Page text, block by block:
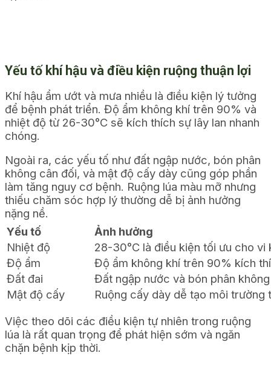
Yếu tố khí hậu và điều kiện ruộng thuận lợi
Khí hậu ẩm ướt và mưa nhiều là điều kiện lý tưởng
để bệnh phát triển. Độ ẩm không khí trên 90% và
nhiệt độ từ 26-30°C sẽ kích thích sự lây lan nhanh
chóng.
Ngoài ra, các yếu tố như đất ngập nước, bón phân
không cân đối, và mật độ cấy dày cũng góp phần
làm tăng nguy cơ bệnh. Ruộng lúa màu mỡ nhưng
thiếu chăm sóc hợp lý thường dễ bị ảnh hưởng
nặng nề.
Yếu tố
Ảnh hưởng
Nhiệt độ
28-30°C là điều kiện tối ưu cho vi
Độ ẩm
Độ ẩm không khí trên 90% kích
Đất đai
Đất ngập nước và bón phân
Mật độ cấy
Ruộng cấy dày dễ tạo môi trường
Việc theo dõi các điều kiện tự nhiên trong ruộng
lúa là rất quan trọng để phát hiện sớm và ngăn
chặn bệnh kịp thời.